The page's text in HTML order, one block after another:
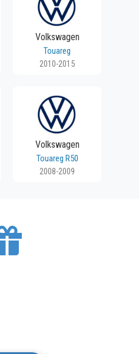
Volkswagen
Touareg
2010-2015
Volkswagen
Touareg R50
2008-2009